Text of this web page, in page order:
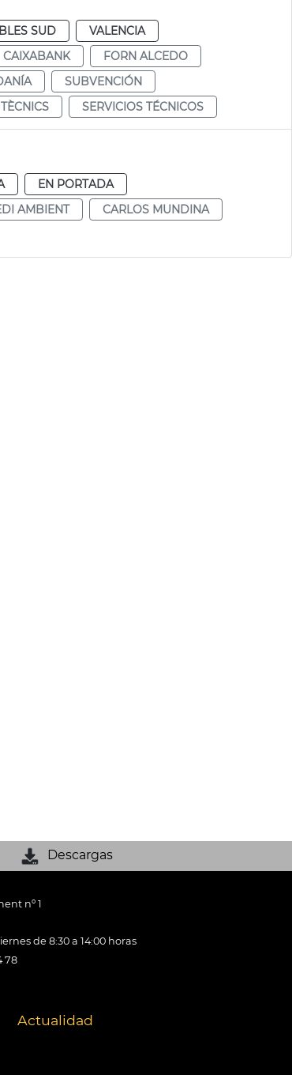
SUD
VALENCIA
CAIXABANK
FORN ALCEDO
SUBVENCIÓN
SERVICIOS TÉCNICOS
EN PORTADA
AMBIENT
CARLOS MUNDINA
Descargas
nº 1
de 8:30 a 14:00 horas
78
Actualidad